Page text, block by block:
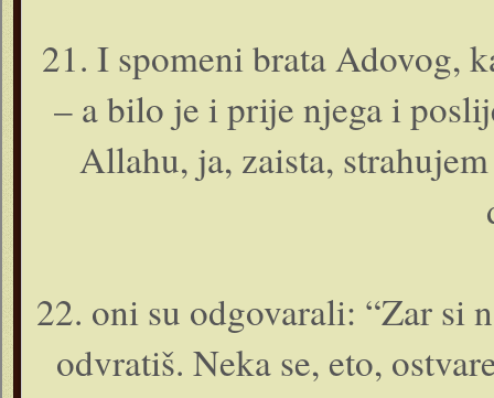
21. I spomeni brata Adovog,
– a bilo je i prije njega i
Allahu, ja, zaista,
22. o­ni su odgovarali: “Zar si
odvratiš. Neka se, eto,